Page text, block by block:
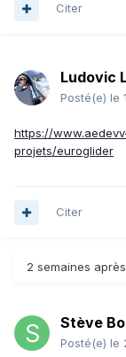
Citer
Ludovic
Posté(e) le
https://
projets/euroglider
Citer
2 semaines
Stève
Posté(e) le